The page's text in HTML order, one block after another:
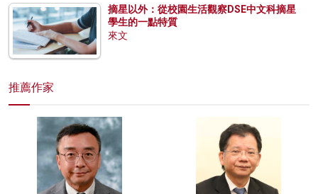
摘星以外：從校園生活觀察DSE中文科摘星
學生的一點特質
來文
推薦作家